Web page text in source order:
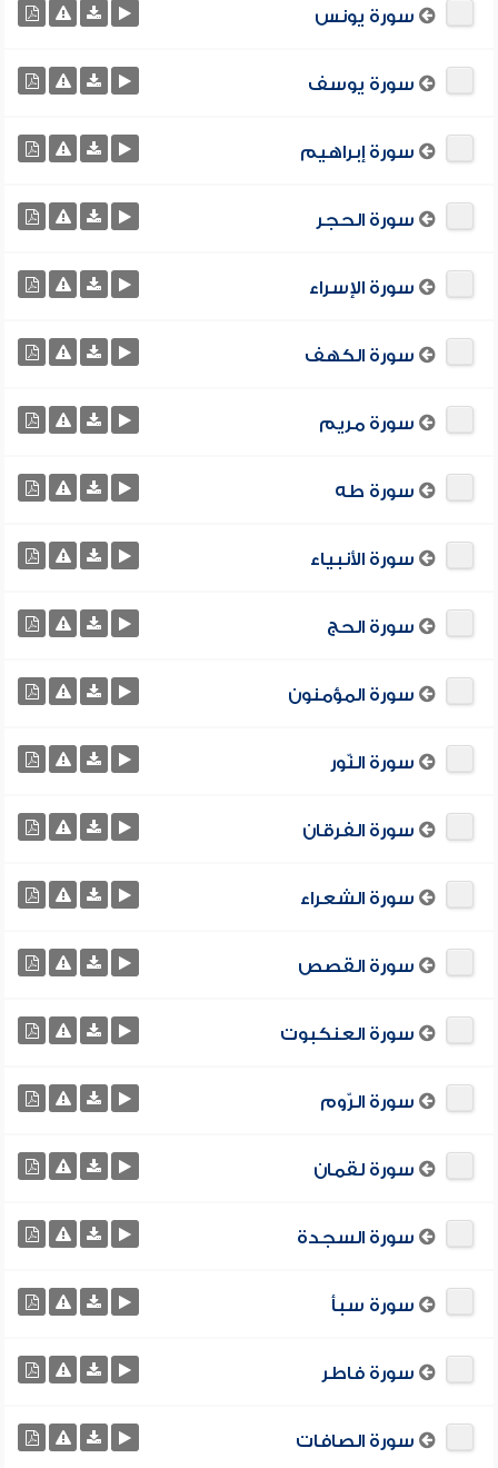
سورة يونس
سورة يوسف
سورة إبراهيم
سورة الحجر
سورة الإسراء
سورة الكهف
سورة مريم
سورة طه
سورة الأنبياء
سورة الحج
سورة المؤمنون
سورة النّور
سورة الفرقان
سورة الشعراء
سورة القصص
سورة العنكبوت
سورة الرّوم
سورة لقمان
سورة السجدة
سورة سبأ
سورة فاطر
سورة الصافات